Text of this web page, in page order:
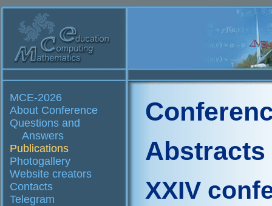
MCE-2026
About Conference
Questions and
Answers
Publications
Photogallery
Website creators
Contacts
Telegram
Abstracts
XXIV